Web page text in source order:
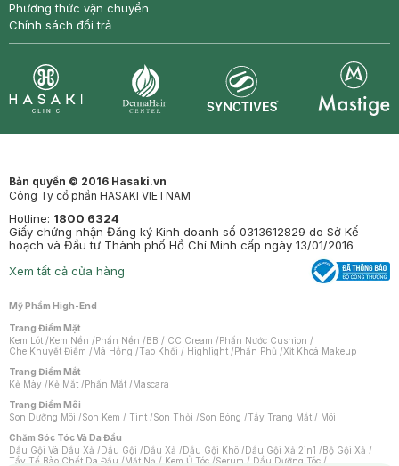
Phương thức vận chuyển
Chính sách đổi trả
Bản quyền © 2016 Hasaki.vn
Công Ty cổ phần HASAKI VIETNAM
Hotline: 1800 6324
Giấy chứng nhận Đăng ký Kinh doanh số 0313612829 do Sở Kế
hoạch và Đầu tư Thành phố Hồ Chí Minh cấp ngày 13/01/2016
Xem tất cả cửa hàng
Mỹ Phẩm High-End
Trang Điểm Mặt
Kem Lót /Kem Nền /Phấn Nền /BB / CC Cream /Phấn Nước Cushion /
Che Khuyết Điểm /Má Hồng /Tạo Khối / Highlight /Phấn Phủ /Xịt Khoá Makeup
Trang Điểm Mắt
Kẻ Mày /Kẻ Mắt /Phấn Mắt /Mascara
Trang Điểm Môi
Son Dưỡng Môi /Son Kem / Tint /Son Thỏi /Son Bóng /Tẩy Trang Mắt / Môi
Chăm Sóc Tóc Và Da Đầu
Dầu Gội Và Dầu Xả /Dầu Gội /Dầu Xả /Dầu Gội Khô /Dầu Gội Xả 2in1 /Bộ Gội Xả /
Tẩy Tế Bào Chết Da Đầu /Mặt Nạ / Kem Ủ Tóc /Serum / Dầu Dưỡng Tóc /